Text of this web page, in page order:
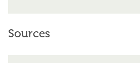
Sources